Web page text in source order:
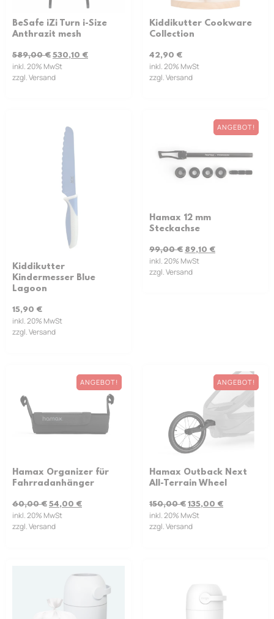
BeSafe iZi Turn i-Size
Anthrazit mesh
589,00€ 530,10 €
inkl. 20% MwSt
zzgl. Versand
Kiddikutter Cookware
Collection
42,90 €
inkl. 20% MwSt
zzgl. Versand
Kiddikutter
Kindermesser Blue
Lagoon
15,90 €
inkl. 20% MwSt
zzgl. Versand
ANGEBOT!
Hamax 12 mm
Steckachse
99,00€ 89,10 €
inkl. 20% MwSt
zzgl. Versand
ANGEBOT!
Hamax Organizer für
Fahrradanhänger
60,00€ 54,00 €
inkl. 20% MwSt
zzgl. Versand
ANGEBOT!
Hamax Outback Next
All-Terrain Wheel
150,00€ 135,00 €
inkl. 20% MwSt
zzgl. Versand